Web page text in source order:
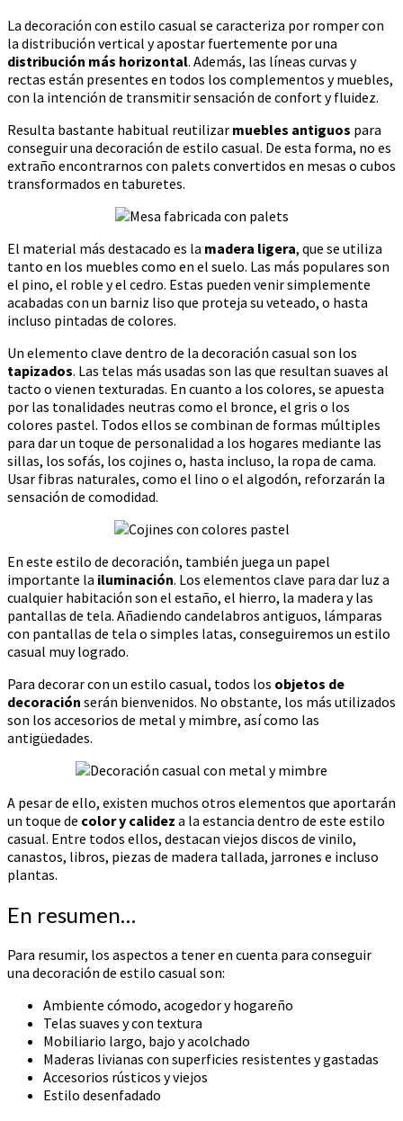
La decoración con estilo casual se caracteriza por romper con
la distribución vertical y apostar fuertemente por una
distribución más horizontal. Además, las líneas curvas y
rectas están presentes en todos los complementos y muebles,
con la intención de transmitir sensación de confort y fluidez.
Resulta bastante habitual reutilizar muebles antiguos para
conseguir una decoración de estilo casual. De esta forma, no es
extraño encontrarnos con palets convertidos en mesas o cubos
transformados en taburetes.
El material más destacado es la madera ligera, que se utiliza
tanto en los muebles como en el suelo. Las más populares son
el pino, el roble y el cedro. Estas pueden venir simplemente
acabadas con un barniz liso que proteja su veteado, o hasta
incluso pintadas de colores.
Un elemento clave dentro de la decoración casual son los
tapizados. Las telas más usadas son las que resultan suaves al
tacto o vienen texturadas. En cuanto a los colores, se apuesta
por las tonalidades neutras como el bronce, el gris o los
colores pastel. Todos ellos se combinan de formas múltiples
para dar un toque de personalidad a los hogares mediante las
sillas, los sofás, los cojines o, hasta incluso, la ropa de cama.
Usar fibras naturales, como el lino o el algodón, reforzarán la
sensación de comodidad.
En este estilo de decoración, también juega un papel
importante la iluminación. Los elementos clave para dar luz a
cualquier habitación son el estaño, el hierro, la madera y las
pantallas de tela. Añadiendo candelabros antiguos, lámparas
con pantallas de tela o simples latas, conseguiremos un estilo
casual muy logrado.
Para decorar con un estilo casual, todos los objetos de
decoración serán bienvenidos. No obstante, los más utilizados
son los accesorios de metal y mimbre, así como las
antigüedades.
A pesar de ello, existen muchos otros elementos que aportarán
un toque de color y calidez a la estancia dentro de este estilo
casual. Entre todos ellos, destacan viejos discos de vinilo,
canastos, libros, piezas de madera tallada, jarrones e incluso
plantas.
En resumen…
Para resumir, los aspectos a tener en cuenta para conseguir
una decoración de estilo casual son:
Ambiente cómodo, acogedor y hogareño
Telas suaves y con textura
Mobiliario largo, bajo y acolchado
Maderas livianas con superficies resistentes y gastadas
Accesorios rústicos y viejos
Estilo desenfadado